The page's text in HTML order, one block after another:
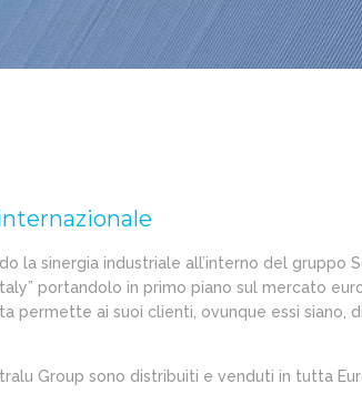
la sinergia industriale all’interno del gruppo
portandolo in primo piano sul mercato
permette ai suoi clienti, ovunque essi siano,
Group sono distribuiti e venduti in tutta